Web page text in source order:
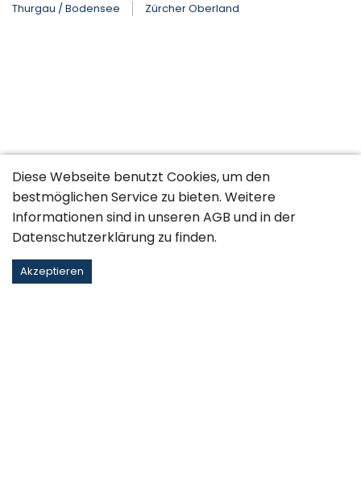
Thurgau / Bodensee
Zürcher Oberland
Diese Webseite benutzt Cookies, um den
bestmöglichen Service zu bieten. Weitere
Informationen sind in unserenAGB und in der
Datenschutzerklärung zu finden.
Akzeptieren